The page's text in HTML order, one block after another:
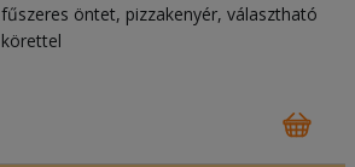
fűszeres öntet, pizzakenyér, választható
körettel